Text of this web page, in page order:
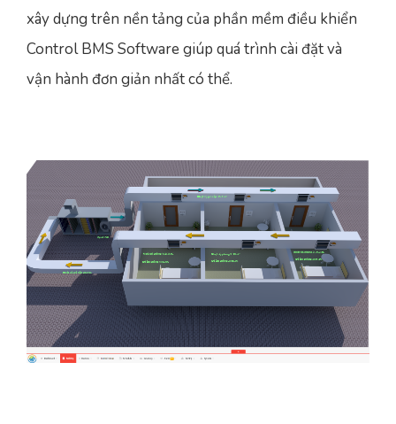
xây dựng trên nền tảng của phần mềm điều khiển
Control BMS Software giúp quá trình cài đặt và
vận hành đơn giản nhất có thể.